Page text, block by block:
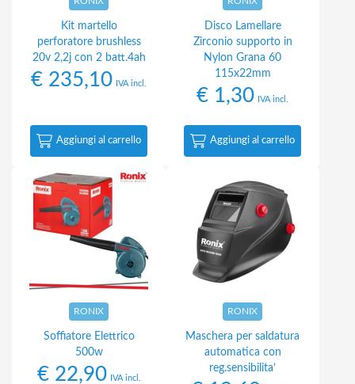
Kit martello
perforatore brushless
20v 2,2j con 2 batt.4ah
€ 235,10 IVA incl.
Aggiungi al carrello
Disco Lamellare
Zirconio supporto in
Nylon Grana 60
115x22mm
€ 1,30 IVA incl.
Aggiungi al carrello
RONIX
Soffiatore Elettrico
500w
€22,90 IVA incl.
RONIX
Maschera per saldatura
automatica con
reg.sensibilita’